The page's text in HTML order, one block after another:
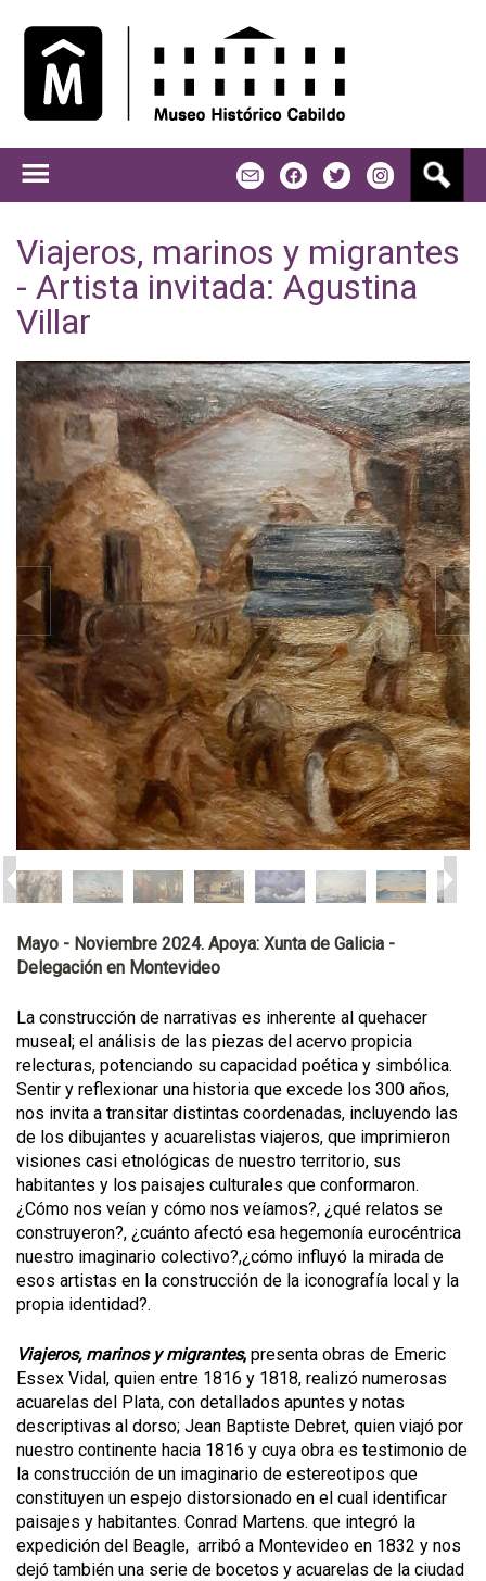
Viajeros, marinos y migrantes
- Artista invitada: Agustina
Villar
Mayo - Noviembre 2024. Apoya: Xunta de Galicia -
Delegación en Montevideo
La construcción de narrativas es inherente al quehacer
museal; el análisis de las piezas del acervo propicia
relecturas, potenciando su capacidad poética y simbólica.
Sentir y reflexionar una historia que excede los 300 años,
nos invita a transitar distintas coordenadas, incluyendo las
de los dibujantes y acuarelistas viajeros, que imprimieron
visiones casi etnológicas de nuestro territorio, sus
habitantes y los paisajes culturales que conformaron.
¿Cómo nos veían y cómo nos veíamos?, ¿qué relatos se
construyeron?, ¿cuánto afectó esa hegemonía eurocéntrica
nuestro imaginario colectivo?,¿cómo influyó la mirada de
esos artistas en la construcción de la iconografía local y la
propia identidad?.
Viajeros, marinos y migrantes, presenta obras de Emeric
Essex Vidal, quien entre 1816 y 1818, realizó numerosas
acuarelas del Plata, con detallados apuntes y notas
descriptivas al dorso; Jean Baptiste Debret, quien viajó por
nuestro continente hacia 1816 y cuya obra es testimonio de
la construcción de un imaginario de estereotipos que
constituyen un espejo distorsionado en el cual identificar
paisajes y habitantes. Conrad Martens. que integró la
expedición del Beagle, arribó a Montevideo en 1832 y nos
dejó también una serie de bocetos y acuarelas de la ciudad
s
a
r